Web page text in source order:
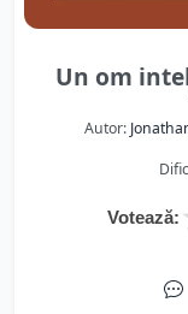
Un om
Autor:
Votează: